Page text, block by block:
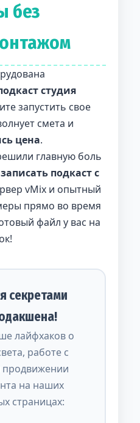
без
студия
запустить свое
смета и
цена.
главную боль
записать подкаст с
vMix и опытный
прямо во время
файл у вас на
секретами
лайфхаков о
работе с
на наших
страницах: